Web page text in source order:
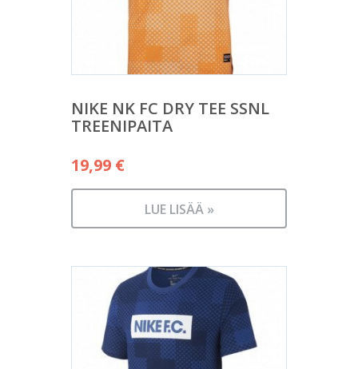
NIKE NK FC DRY TEE SSNL
TREENIPAITA
19,99 €
LUE LISÄÄ »